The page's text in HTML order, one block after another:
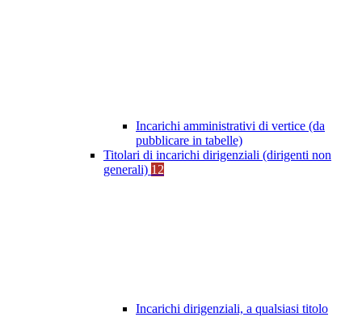
Incarichi amministrativi di vertice (da
pubblicare in tabelle)
Titolari di incarichi dirigenziali (dirigenti non
generali) 12
Incarichi dirigenziali, a qualsiasi titolo